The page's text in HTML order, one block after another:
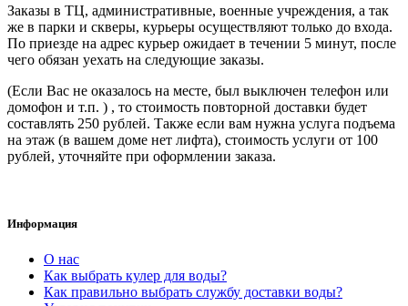
Заказы в ТЦ, административные, военные учреждения, а так
же в парки и скверы, курьеры осуществляют только до входа.
По приезде на адрес курьер ожидает в течении 5 минут, после
чего обязан уехать на следующие заказы.
(Если Вас не оказалось на месте, был выключен телефон или
домофон и т.п. ) , то стоимость повторной доставки будет
составлять 250 рублей. Также если вам нужна услуга подъема
на этаж (в вашем доме нет лифта), стоимость услуги от 100
рублей, уточняйте при оформлении заказа.
Информация
О нас
Как выбрать кулер для воды?
Как правильно выбрать службу доставки воды?